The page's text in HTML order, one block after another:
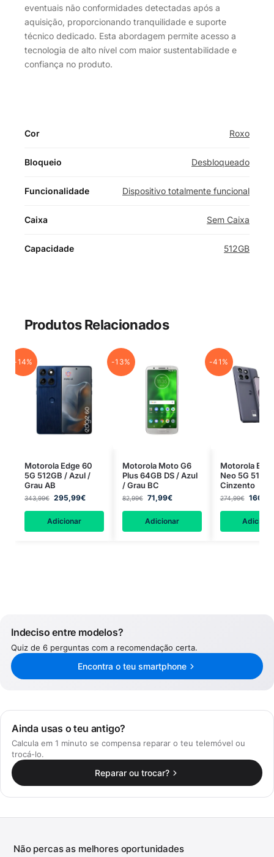
eventuais não conformidades detectadas após a
aquisição, proporcionando tranquilidade e suporte
técnico dedicado. Esta abordagem permite acesso a
tecnologia de alto nível com maior sustentabilidade e
confiança no produto.
Cor Roxo
Bloqueio Desbloqueado
Funcionalidade Dispositivo totalmente funcional
Caixa Sem Caixa
Capacidade 512GB
Produtos Relacionados
-14%
Motorola Edge 60
5G 512GB / Azul /
Grau AB
343,99€ 295,99€
Adicionar
-13%
Motorola Moto G6
Plus 64GB DS / Azul
/ Grau BC
82,99€ 71,99€
Adicionar
-41%
Motorola
Neo 5G
Cinzento
274,99€ 160,99
Indeciso entre modelos?
Quiz de 6 perguntas com a recomendação certa.
Encontra o teu smartphone
Ainda usas o teu antigo?
Calcula em 1 minuto se compensa reparar o teu telemóvel ou
trocá-lo.
Reparar ou trocar?
Não percas as melhores oportunidades